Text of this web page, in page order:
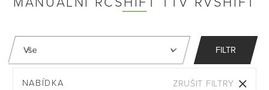
FILTR
NABÍDKA
ZRUŠIT FILTRY